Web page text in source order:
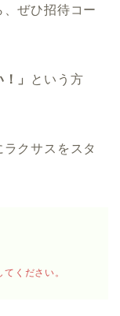
ぜひ招待コー
」
という方
クサスをスタ
ください。